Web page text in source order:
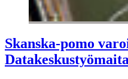
Skanska-pomo